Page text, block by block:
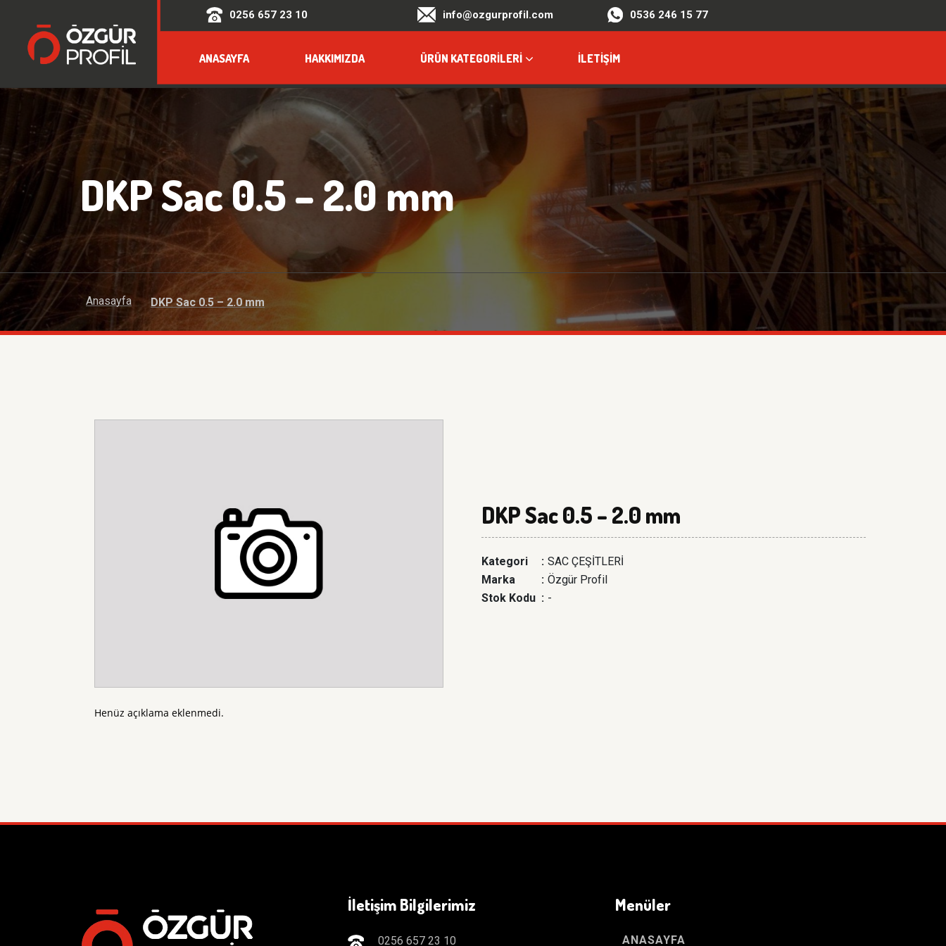
0256 657 23 10 info@ozgurprofil.com 0536 246 15 77
ANASAYFA HAKKIMIZDA ÜRÜN KATEGORILERI İLETIŞIM
DKP Sac 0.5 – 2.0 mm
Anasayfa DKP Sac 0.5 – 2.0 mm
DKP Sac 0.5 – 2.0 mm
Kategori : SAC ÇEŞİTLERİ
Marka
: Özgür Profil
Stok Kodu : -
Henüz açıklama eklenmedi.
İletişim Bilgilerimiz
0256 657 23 10
Menüler
ANASAYFA